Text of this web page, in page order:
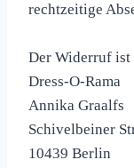
rechtzeitige
Der Widerruf ist
Dress-O-Rama
Annika Graalfs
Schivelbeiner
10439 Berlin